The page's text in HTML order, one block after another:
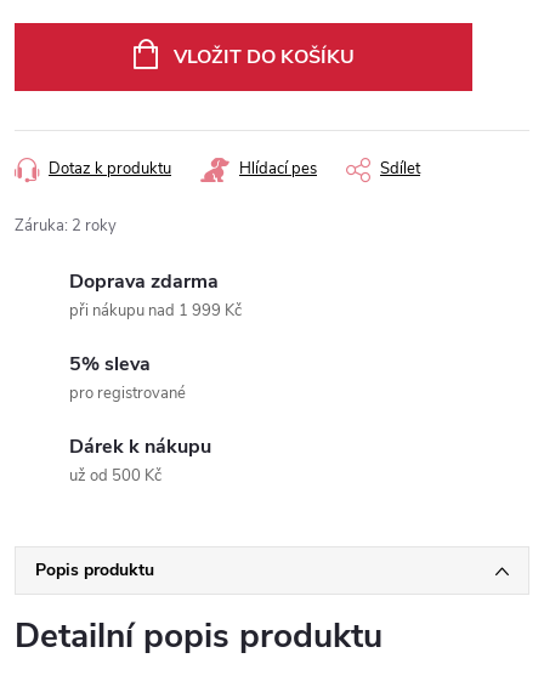
VLOŽIT DO KOŠÍKU
Dotaz k produktu Hlídací pes Sdílet
Záruka: 2 roky
Doprava zdarma
při nákupu nad 1 999 Kč
5% sleva
pro registrované
Dárek k nákupu
už od 500 Kč
Popis produktu
Detailní popis produktu